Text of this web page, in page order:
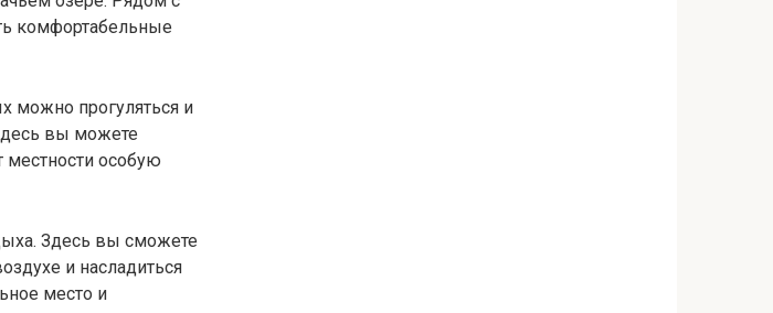
комфортабельные
можно прогуляться и
вы можете
особую
Здесь вы сможете
и насладиться
место и